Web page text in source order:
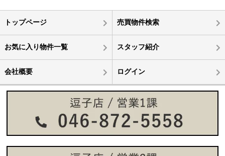
トップページ 売買物件検索
お気に入り物件一覧 スタッフ紹介
会社概要 ログイン